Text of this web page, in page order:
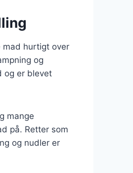
mad hurtigt over
og
og er blevet
mange
på. Retter som
og nudler er